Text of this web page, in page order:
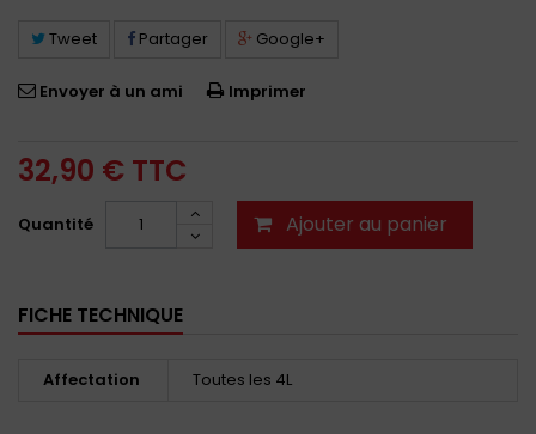
Tweet Partager Google+
Envoyer à un ami Imprimer
32,90 € TTC
Quantité Ajouter au panier
FICHE TECHNIQUE
Affectation Toutes les 4L